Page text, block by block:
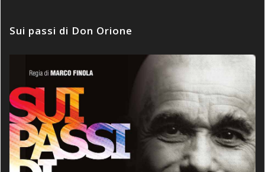
Sui passi di Don Orione